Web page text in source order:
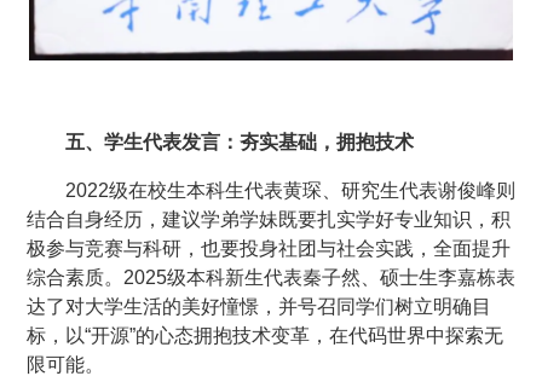
五、学生代表发言：夯实基础，拥抱技术
2022级在校生本科生代表黄琛、研究生代表谢俊峰则
结合自身经历，建议学弟学妹既要扎实学好专业知识，积
极参与竞赛与科研，也要投身社团与社会实践，全面提升
综合素质。2025级本科新生代表秦子然、硕士生李嘉栋表
达了对大学生活的美好憧憬，并号召同学们树立明确目
标，以“开源”的心态拥抱技术变革，在代码世界中探索无
限可能。